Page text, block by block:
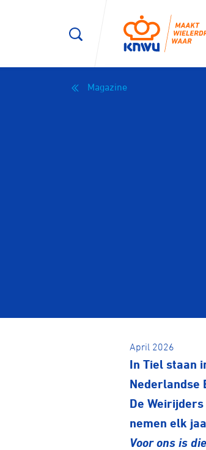
Magazine
April 2026
In Tiel staan
Nederlandse
De
nemen elk
Voor ons is